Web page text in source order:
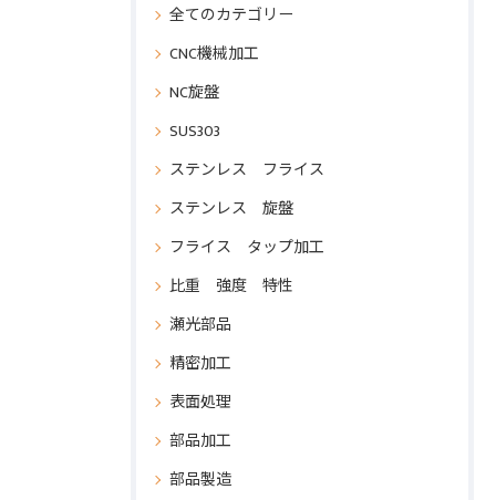
全てのカテゴリー
CNC機械加工
NC旋盤
SUS303
ステンレス フライス
ステンレス 旋盤
フライス タップ加工
比重 強度 特性
瀬光部品
精密加工
表面処理
部品加工
部品製造